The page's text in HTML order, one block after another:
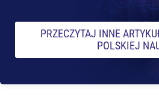
PRZECZYTAJ INNE
POLSKIEJ